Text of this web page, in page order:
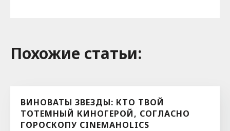
Похожие cтатьи:
ВИНОВАТЫ ЗВЕЗДЫ: КТО ТВОЙ
ТОТЕМНЫЙ КИНОГЕРОЙ, СОГЛАСНО
ГОРОСКОПУ CINEMAHOLICS